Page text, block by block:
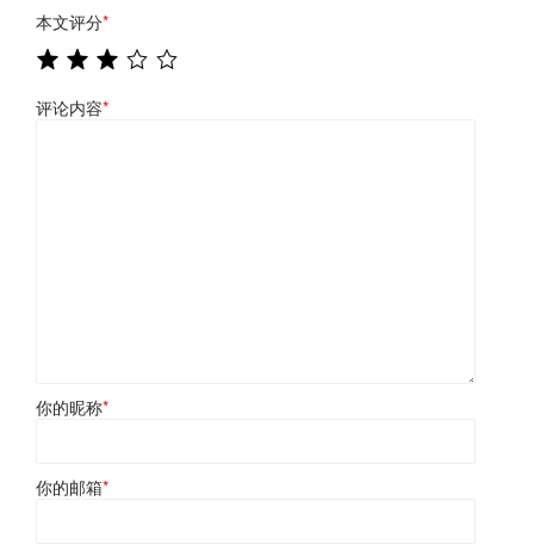
本文评分*
评论内容*
你的昵称*
你的邮箱*